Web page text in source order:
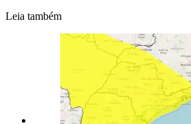
Leia também